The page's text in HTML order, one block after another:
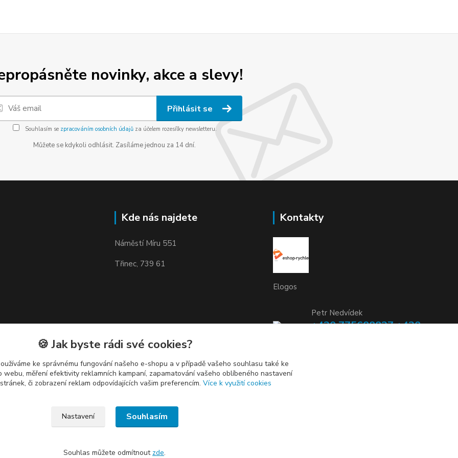
novinky, akce a slevy!
Přihlásit se
Souhlasím se zpracováním osobních údajůza účelem rozesílky newsletteru.
Můžete se kdykoli odhlásit. Zasíláme jednou za 14 dní.
Kde nás najdete
Náměstí Míru 551
Třinec, 739 61
Kontakty
Elogos
Petr Nedvídek
+420 775688827 +420
info@elogos.cz
🍪 Jak byste rádi své cookies?
ke správnému fungování našeho e-shopu a v případě vašeho souhlasu také ke
měření efektivity reklamních kampaní, zapamatování vašeho oblíbeného nastavení
či zobrazení reklam odpovídajících vašim preferencím. Více k využití cookies
Nastavení Souhlasím
Souhlas můžete odmítnout zde.